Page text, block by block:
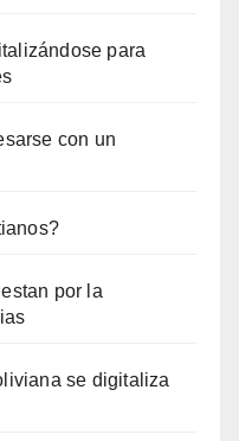
para
con un
por la
se digitaliza